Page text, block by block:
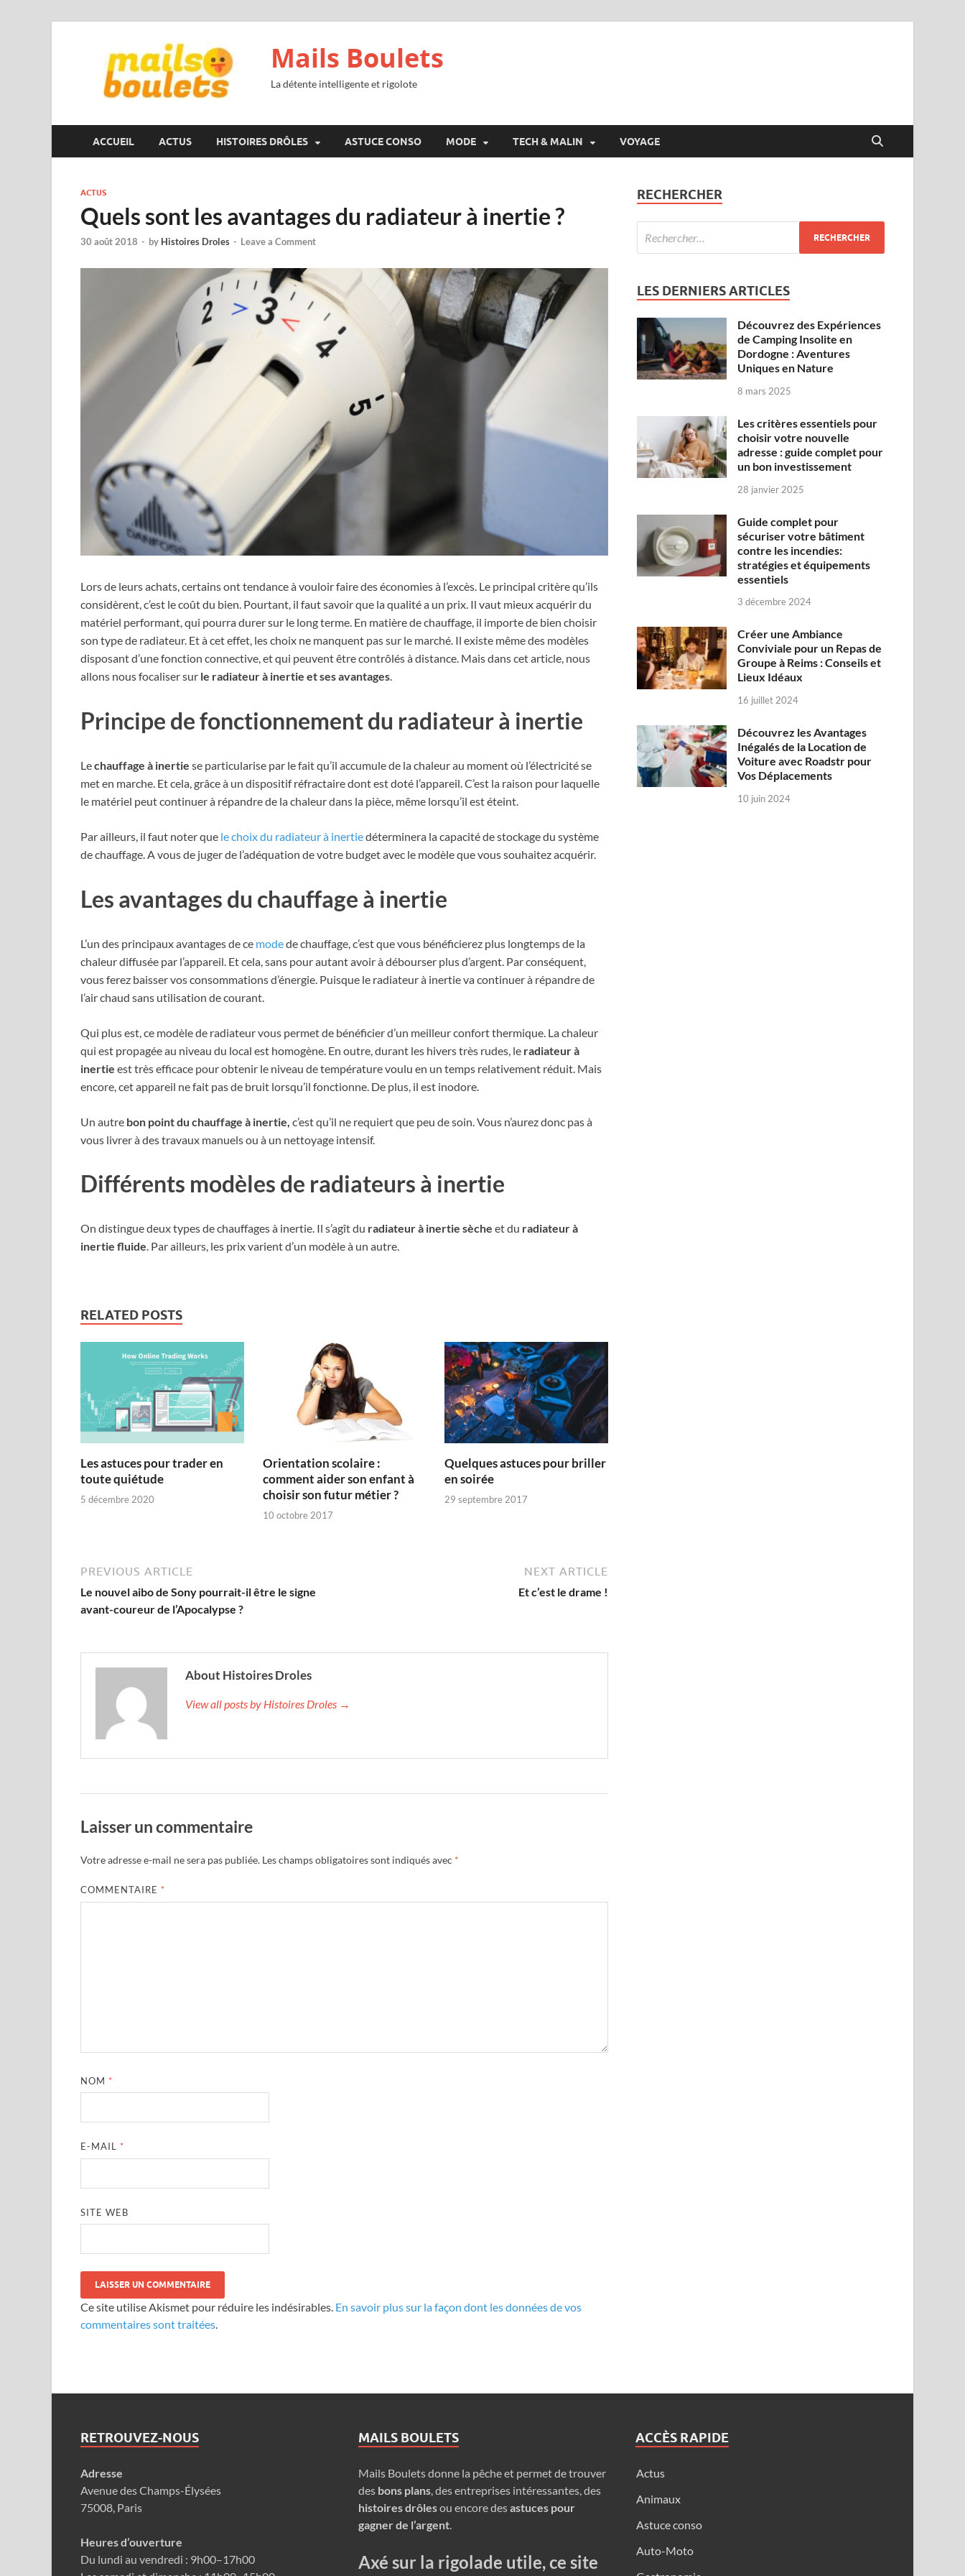
Mails Boulets
La détente intelligente et rigolote
ACCUEIL ACTUS HISTOIRES DRÔLES ASTUCE CONSO MODE TECH & MALIN VOYAGE
ACTUS
Quels sont les avantages du radiateur à inertie ?
30 août 2018 - by Histoires Droles - Leave a Comment
Lors de leurs achats, certains ont tendance à vouloir faire des économies à l’excès. Le principal critère qu’ils
considèrent, c’est le coût du bien. Pourtant, il faut savoir que la qualité a un prix. Il vaut mieux acquérir du
matériel performant, qui pourra durer sur le long terme. En matière de chauffage, il importe de bien choisir
son type de radiateur. Et à cet effet, les choix ne manquent pas sur le marché. Il existe même des modèles
disposant d’une fonction connective, et qui peuvent être contrôlés à distance. Mais dans cet article, nous
allons nous focaliser sur le radiateur à inertie et ses avantages.
Principe de fonctionnement du radiateur à inertie
Lechauffage à inertie se particularise par le fait qu’il accumule de la chaleur au moment où l’électricité se
met en marche. Et cela, grâce à un dispositif réfractaire dont est doté l’appareil. C’est la raison pour laquelle
le matériel peut continuer à répandre de la chaleur dans la pièce, même lorsqu’il est éteint.
Par ailleurs, il faut noter que le choix du radiateur à inertiedéterminera la capacité de stockage du système
de chauffage. A vous de juger de l’adéquation de votre budget avec le modèle que vous souhaitez acquérir.
Les avantages du chauffage à inertie
L’un des principaux avantages de ce modede chauffage, c’est que vous bénéficierez plus longtemps de la
chaleur diffusée par l’appareil. Et cela, sans pour autant avoir à débourser plus d’argent. Par conséquent,
vous ferez baisser vos consommations d’énergie. Puisque le radiateur à inertie va continuer à répandre de
l’air chaud sans utilisation de courant.
Qui plus est, ce modèle de radiateur vous permet de bénéficier d’un meilleur confort thermique. La chaleur
qui est propagée au niveau du local est homogène. En outre, durant les hivers très rudes, le radiateur à
inertie est très efficace pour obtenir le niveau de température voulu en un temps relativement réduit. Mais
encore, cet appareil ne fait pas de bruit lorsqu’il fonctionne. De plus, il est inodore.
Un autre bon point du chauffage à inertie, c’est qu’il ne requiert que peu de soin. Vous n’aurez donc pas à
vous livrer à des travaux manuels ou à un nettoyage intensif.
Différents modèles de radiateurs à inertie
On distingue deux types de chauffages à inertie. Il s’agît du radiateur à inertie sèche et du radiateur à
inertie fluide. Par ailleurs, les prix varient d’un modèle à un autre.
RELATED POSTS
Les astuces pour trader en
toute quiétude
5 décembre 2020
Orientation scolaire :
comment aider son enfant à
choisir son futur métier ?
10 octobre 2017
Quelques astuces pour briller
en soirée
29 septembre 2017
PREVIOUS ARTICLE
Le nouvel aibo de Sony pourrait-il être le signe
avant-coureur de l’Apocalypse ?
NEXT ARTICLE
Et c’est le drame !
About Histoires Droles
View all posts by Histoires Droles →
Laisser un commentaire
Votre adresse e-mail ne sera pas publiée. Les champs obligatoires sont indiqués avec *
COMMENTAIRE *
NOM *
E-MAIL *
SITE WEB
Ce site utilise Akismet pour réduire les indésirables. En savoir plus sur la façon dont les données de vos
commentaires sont traitées.
RECHERCHER
LES DERNIERS ARTICLES
Découvrez des Expériences
de Camping Insolite en
Dordogne : Aventures
Uniques en Nature
8 mars 2025
Les critères essentiels pour
choisir votre nouvelle
adresse : guide complet pour
un bon investissement
28 janvier 2025
Guide complet pour
sécuriser votre bâtiment
contre les incendies:
stratégies et équipements
essentiels
3 décembre 2024
Créer une Ambiance
Conviviale pour un Repas de
Groupe à Reims : Conseils et
Lieux Idéaux
16 juillet 2024
Découvrez les Avantages
Inégalés de la Location de
Voiture avec Roadstr pour
Vos Déplacements
10 juin 2024
RETROUVEZ-NOUS
Adresse
Avenue des Champs-Élysées
75008, Paris
Heures d’ouverture
Du lundi au vendredi : 9h00–17h00
MAILS BOULETS
Mails Boulets donne la pêche et permet de trouver
des bons plans, des entreprises intéressantes, des
histoires drôlesou encore desastuces pour
gagner de l’argent.
Axé sur la rigolade utile, ce site
ACCÈS RAPIDE
Actus
Animaux
Astuce conso
Auto-Moto